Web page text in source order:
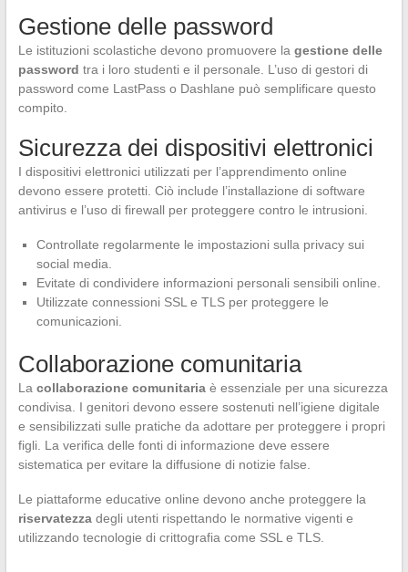
Gestione delle password
Le istituzioni scolastiche devono promuovere la gestione delle
password tra i loro studenti e il personale. L’uso di gestori di
password come LastPass o Dashlane può semplificare questo
compito.
Sicurezza dei dispositivi elettronici
I dispositivi elettronici utilizzati per l’apprendimento online
devono essere protetti. Ciò include l’installazione di software
antivirus e l’uso di firewall per proteggere contro le intrusioni.
Controllate regolarmente le impostazioni sulla privacy sui
social media.
Evitate di condividere informazioni personali sensibili online.
Utilizzate connessioni SSL e TLS per proteggere le
comunicazioni.
Collaborazione comunitaria
La collaborazione comunitariaè essenziale per una sicurezza
condivisa. I genitori devono essere sostenuti nell’igiene digitale
e sensibilizzati sulle pratiche da adottare per proteggere i propri
figli. La verifica delle fonti di informazione deve essere
sistematica per evitare la diffusione di notizie false.
Le piattaforme educative online devono anche proteggere la
riservatezzadegli utenti rispettando le normative vigenti e
utilizzando tecnologie di crittografia come SSL e TLS.